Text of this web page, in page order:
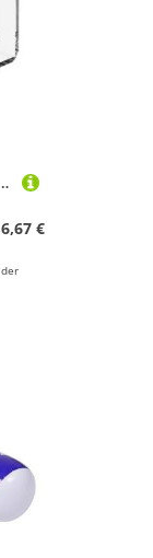
Wandhalterung, Baseballschläger-Halter, Display-, Halterung Für Schläger Und Bälle
6,67 €